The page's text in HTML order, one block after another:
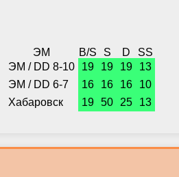
ЭМ B/S S D
SS
ЭМ / DD 8-10
19 19 19
13
ЭМ / DD 6-7
16 16 16
10
Хабаровск
19 50 25 13